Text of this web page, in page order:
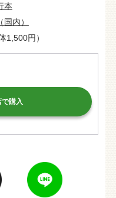
本
内）
1,500円）
購入